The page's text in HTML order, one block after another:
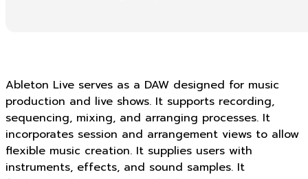
Ableton Live serves as a DAW designed for music
production and live shows. It supports recording,
sequencing, mixing, and arranging processes. It
incorporates session and arrangement views to allow
flexible music creation. It supplies users with
instruments, effects, and sound samples. It